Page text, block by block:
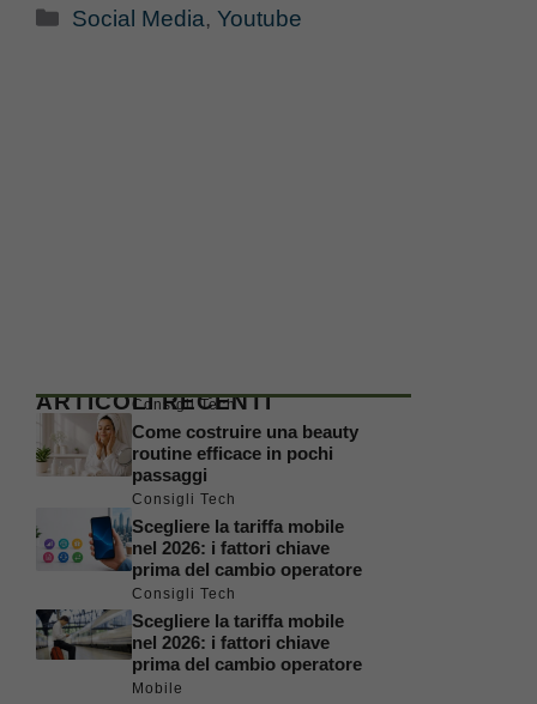
Categorie
Social Media,Youtube
ARTICOLI RECENTI
Consigli Tech
Come costruire una beauty
routine efficace in pochi
passaggi
Consigli Tech
Scegliere la tariffa mobile
nel 2026: i fattori chiave
prima del cambio operatore
Consigli Tech
Scegliere la tariffa mobile
nel 2026: i fattori chiave
prima del cambio operatore
Mobile